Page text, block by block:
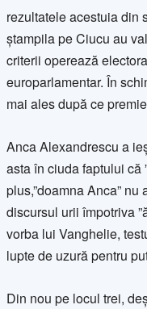
rezultatele acestuia din
ștampila pe Ciucu au
criterii operează
europarlamentar. În
mai ales după ce
Anca Alexandrescu a
asta în ciuda faptului că
plus,”doamna Anca”
discursul urii împotriva
vorba lui Vanghelie,
lupte de uzură pentru
Din nou pe locul trei,